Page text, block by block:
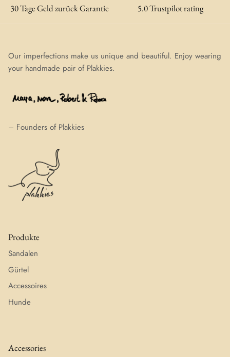
30 Tage Geld zurück Garantie 5.0 Trustpilot rating
Our imperfections make us unique and beautiful. Enjoy wearing
your handmade pair of Plakkies.
– Founders of Plakkies
Produkte
Sandalen
Gürtel
Accessoires
Hunde
Accessories